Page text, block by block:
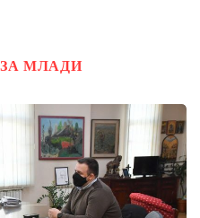
ЗА МЛАДИ